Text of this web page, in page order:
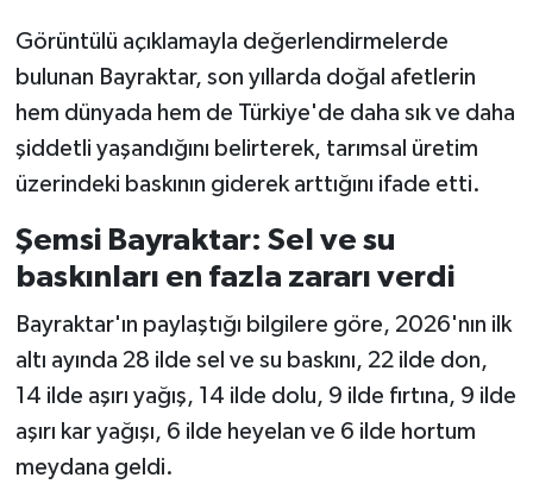
Görüntülü açıklamayla değerlendirmelerde
bulunan Bayraktar, son yıllarda doğal afetlerin
hem dünyada hem de Türkiye'de daha sık ve daha
şiddetli yaşandığını belirterek, tarımsal üretim
üzerindeki baskının giderek arttığını ifade etti.
Şemsi Bayraktar: Sel ve su
baskınları en fazla zararı verdi
Bayraktar'ın paylaştığı bilgilere göre, 2026'nın ilk
altı ayında 28 ilde sel ve su baskını, 22 ilde don,
14 ilde aşırı yağış, 14 ilde dolu, 9 ilde fırtına, 9 ilde
aşırı kar yağışı, 6 ilde heyelan ve 6 ilde hortum
meydana geldi.